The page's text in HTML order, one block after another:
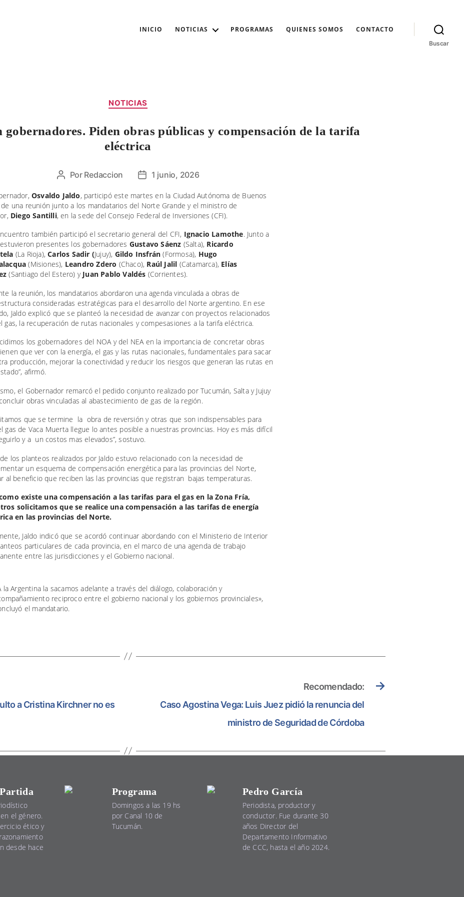
INICIO NOTICIAS PROGRAMAS QUIENES SOMOS CONTACTO
Buscar
NOTICIAS
gobernadores. Piden obras públicas y compensación de la tarifa
eléctrica
Autor
la
entrada
Por Redaccion
Fecha
la
entrada
1 junio, 2026
Osvaldo Jaldo, participó este martes en la Ciudad Autónoma de Buenos
una reunión junto a los mandatarios del Norte Grande y el ministro de
Diego Santilli, en la sede del Consejo Federal de Inversiones (CFI).
también participó el secretario general del CFI, Ignacio Lamothe. Junto a
estuvieron presentes los gobernadores Gustavo Sáenz (Salta), Ricardo
(La Rioja),Carlos Sadir (Jujuy), Gildo Insfrán (Formosa), Hugo
(Misiones), Leandro Zdero (Chaco), Raúl Jalil (Catamarca), Elías
(Santiago del Estero) y Juan Pablo Valdés (Corrientes).
la reunión, los mandatarios abordaron una agenda vinculada a obras de
consideradas estratégicas para el desarrollo del Norte argentino. En ese
Jaldo explicó que se planteó la necesidad de avanzar con proyectos relacionados
gas, la recuperación de rutas nacionales y compesasiones a la tarifa eléctrica.
los gobernadores del NOA y del NEA en la importancia de concretar obras
que ver con la energía, el gas y las rutas nacionales, fundamentales para sacar
producción, mejorar la conectividad y reducir los riesgos que generan las rutas en
afirmó.
el Gobernador remarcó el pedido conjunto realizado por Tucumán, Salta y Jujuy
obras vinculadas al abastecimiento de gas de la región.
que se termine la obra de reversión y otras que son indispensables para
gas de Vaca Muerta llegue lo antes posible a nuestras provincias. Hoy es más difícil
y a un costos mas elevados”, sostuvo.
los planteos realizados por Jaldo estuvo relacionado con la necesidad de
un esquema de compensación energética para las provincias del Norte,
al beneficio que reciben las las provincias que registran bajas temperaturas.
existe una compensación a las tarifas para el gas en la Zona Fría,
solicitamos que se realice una compensación a las tarifas de energía
en las provincias del Norte.
Jaldo indicó que se acordó continuar abordando con el Ministerio de Interior
particulares de cada provincia, en el marco de una agenda de trabajo
entre las jurisdicciones y el Gobierno nacional.
la Argentina la sacamos adelante a través del diálogo, colaboración y
reciproco entre el gobierno nacional y los gobiernos provinciales»,
el mandatario.
a Cristina Kirchner no es
→
Recomendado:
Caso Agostina Vega: Luis Juez pidió la renuncia del
ministro de Seguridad de Córdoba
el género.
ético y
desde hace
Programa
Domingos a las 19 hs
por Canal 10 de
Tucumán.
Pedro García
Periodista, productor y
conductor. Fue durante 30
años Director del
Departamento Informativo
de CCC, hasta el año 2024.